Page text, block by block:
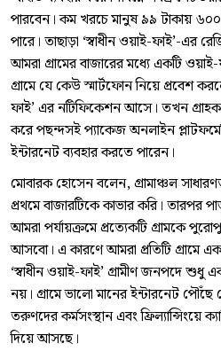
পারবেন। কম খরচে মানুষ ৯৯ টাকায় ৬০০
পারে। তাছাড়া ‘স্বাধীন ওয়াই-ফাই’-এর
আমরা গ্রামের বাজারের মধ্যে একটি
গ্রামে যে কেউ স্মার্টফোন নিয়ে প্রবেশ
ফাই’ এর নটিফিকেশন আসে। তখন গ্রাহক
করে পছন্দসই প্যাকেজ অনলাইন
ইন্টারনেট ব্যবহার করতে পারেন।
মোবারক হোসেন বলেন, গ্রামাঞ্চল
প্রথমে বাজারটিকে কাভার করি। তারপর
আমরা পর্যায়ক্রমে প্রত্যেকটি গ্রামকে
আসবো। এ কারণে আমরা প্রতিটি গ্রামে
‘স্বাধীন ওয়াই-ফাই’ গ্রামীণ জনপদে শুধু
নয়। গ্রামে ভালো মানের ইন্টারনেট পৌঁছে
তরুণদের কর্মসংস্থান এবং ফ্রিল্যান্সিংয়ে
দিয়ে আসছে।